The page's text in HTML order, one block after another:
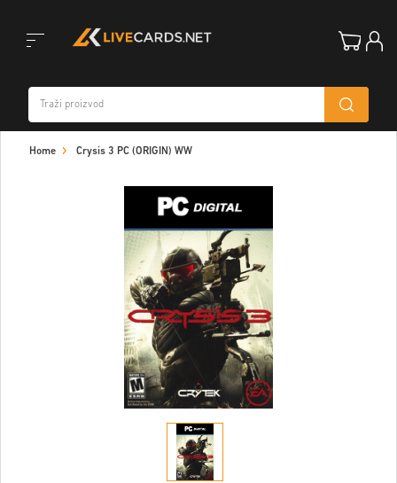
Home Crysis 3 PC (ORIGIN) WW